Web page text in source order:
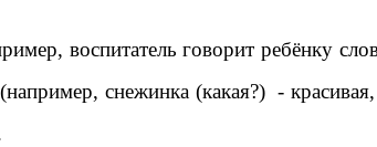
воспитатель говорит ребёнку
снежинка (какая?) -